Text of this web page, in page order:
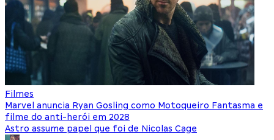
Filmes
Marvel anuncia Ryan Gosling como Motoqueiro Fantasma e
filme do anti-herói em 2028
Astro assume papel que foi de Nicolas Cage